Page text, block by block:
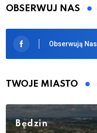
OBSERWUJ NAS
Obserwują Nas
TWOJE MIASTO
Będzin